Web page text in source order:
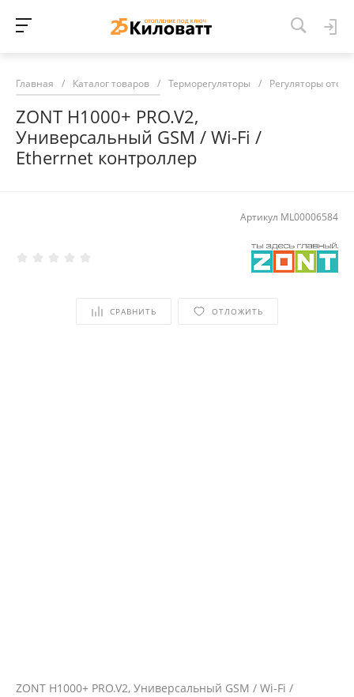
Главная / Каталог товаров / Терморегуляторы / Регуляторы
ZONT H1000+ PRO.V2,
Универсальный GSM / Wi-Fi /
Etherrnet контроллер
Артикул ML00006584
СРАВНИТЬ ОТЛОЖИТЬ
ZONT H1000+ PRO.V2, Универсальный GSM / Wi-Fi /